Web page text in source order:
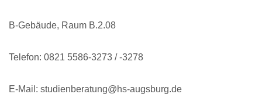
B-Gebäude, Raum B.2.08
Telefon: 0821 5586-3273 / -3278
E-Mail: studienberatung@hs-augsburg.de